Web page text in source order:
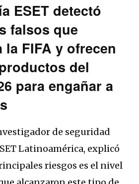
ESET detectó
falsos que
FIFA y ofrecen
del
para engañar a
de seguridad
Latinoamérica, explicó
riesgos es el nivel